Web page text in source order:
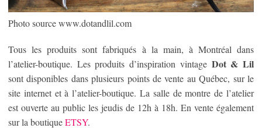
Photo source www.dotandlil.com
Tous les produits sont fabriqués à la main, à Montréal dans
l’atelier-boutique. Les produits d’inspiration vintage Dot & Lil
sont disponibles dans plusieurs points de vente au Québec, sur le
site internet et à l’atelier-boutique. La salle de montre de l’atelier
est ouverte au public les jeudis de 12h à 18h. En vente également
sur la boutiqueETSY.